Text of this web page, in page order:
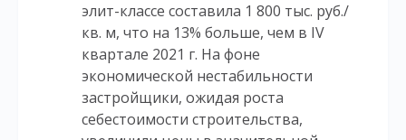
элит-классе составила 1 800 тыс. руб./
кв. м, что на 13% больше, чем в IV
квартале 2021 г. На фоне
экономической нестабильности
застройщики, ожидая роста
себестоимости строительства,